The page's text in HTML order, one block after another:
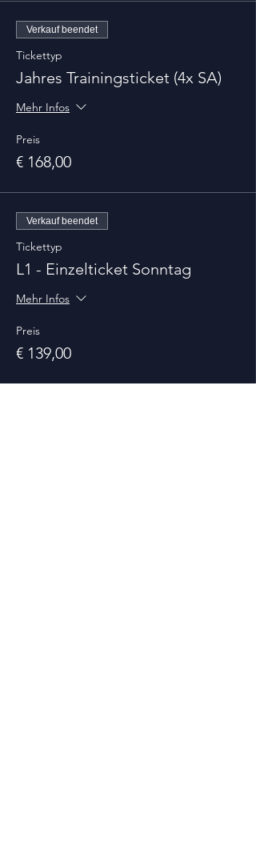
Verkauf beendet
Tickettyp
Jahres Trainingsticket (4x SA)
Mehr Infos
Preis
€ 168,00
Verkauf beendet
Tickettyp
L1 - Einzelticket Sonntag
Mehr Infos
Preis
€ 139,00